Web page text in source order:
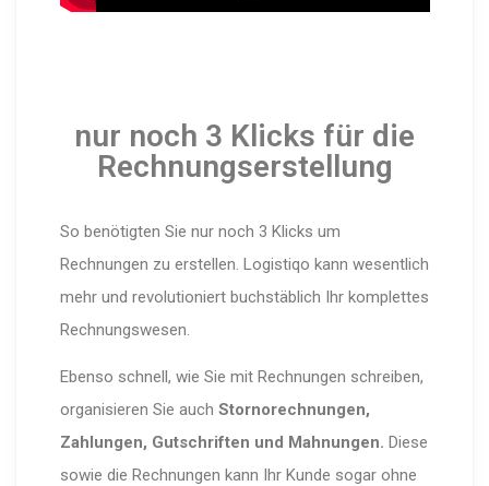
nur noch 3 Klicks für die
Rechnungserstellung
So benötigten Sie nur noch 3 Klicks um
Rechnungen zu erstellen. Logistiqo kann wesentlich
mehr und revolutioniert buchstäblich Ihr komplettes
Rechnungswesen.
Ebenso schnell, wie Sie mit Rechnungen schreiben,
organisieren Sie auch Stornorechnungen,
Zahlungen, Gutschriften und Mahnungen. Diese
sowie die Rechnungen kann Ihr Kunde sogar ohne